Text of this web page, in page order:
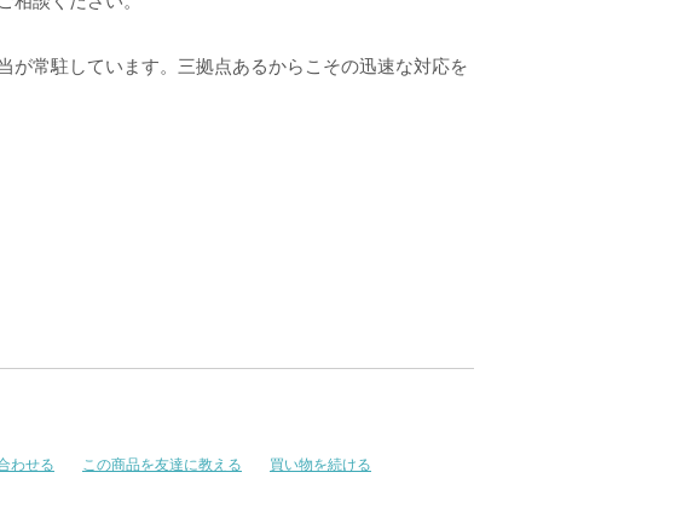
常駐しています。三拠点あるからこその迅速な対応を
わせる この商品を友達に教える
買い物を続ける